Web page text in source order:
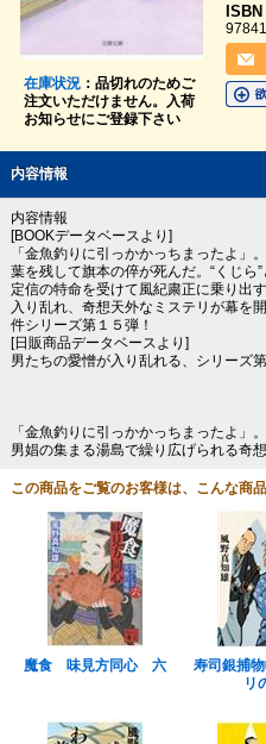
在庫状況：品切れのためご
注文いただけません。入荷
お知らせにご登録下さい
ISBN
内容情報
内容情報
[BOOKデータベースより]
「金魚釣りに引っかかっちまったよ」
葉を残して旗本の倅が死んだ。“くじ
定信の特命を受けて風紀粛正に乗り出
入り乱れ、奇想天外なミステリが幕を
件シリーズ第１５弾！
[日販商品データベースより]
男たちの愛憎が入り乱れる、シリーズ
「金魚釣りに引っかかっちまったよ」
男娼の集まる湯島で繰り広げられる奇
この商品をご覧のお客様は、こんな商
魔食 味見方同心 六
寿司銀捕
リ